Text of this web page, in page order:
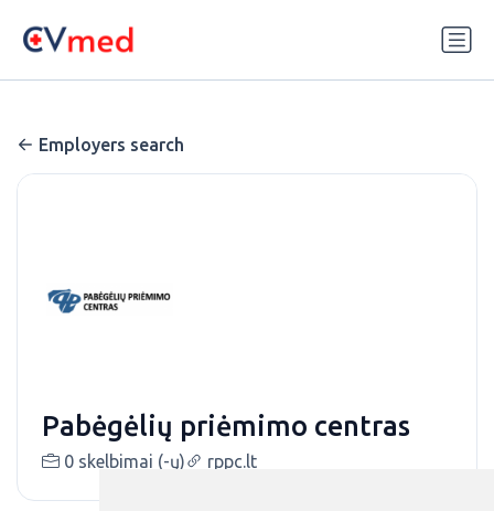
Employers search
Pabėgėlių priėmimo centras
0 skelbimai (-ų) rppc.lt